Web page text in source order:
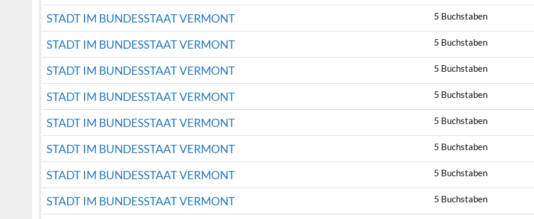
STADT IM BUNDESSTAAT VERMONT 5 Buchstaben
STADT IM BUNDESSTAAT VERMONT 5 Buchstaben
STADT IM BUNDESSTAAT VERMONT 5 Buchstaben
STADT IM BUNDESSTAAT VERMONT 5 Buchstaben
STADT IM BUNDESSTAAT VERMONT 5 Buchstaben
STADT IM BUNDESSTAAT VERMONT 5 Buchstaben
STADT IM BUNDESSTAAT VERMONT 5 Buchstaben
STADT IM BUNDESSTAAT VERMONT 5 Buchstaben